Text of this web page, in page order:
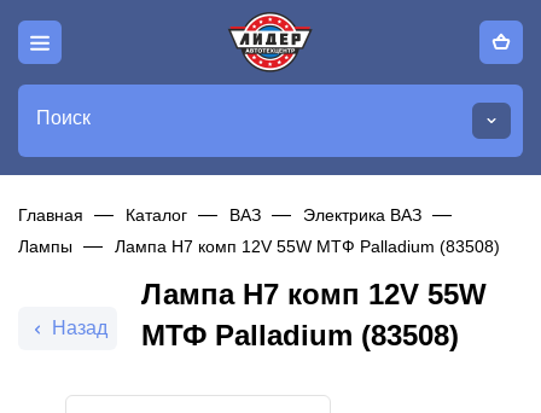
Поиск
Главная Каталог ВАЗ
Электрика ВАЗ
Лампы
Лампа H7 комп 12V 55W МТФ Palladium (83508)
Назад
Лампа H7 комп 12V 55W
МТФ Palladium (83508)